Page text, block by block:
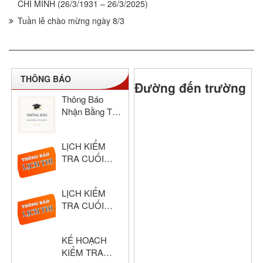
CHÍ MINH (26/3/1931 – 26/3/2025)
Tuần lễ chào mừng ngày 8/3
THÔNG BÁO
Thông Báo
Nhận Bằng Tốt
Đức Năm Học
2024–2025
LỊCH KIỂM
TRA CUỐI
NĂM HỌC:
2025 – 2026
LỊCH KIỂM
TRA CUỐI
NĂM HỌC:
2025 – 2026
KẾ HOẠCH
KIỂM TRA
Đường đến trường